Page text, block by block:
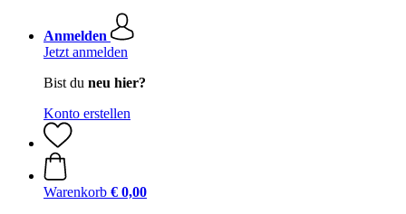
Anmelden
Jetzt anmelden
Bist du neu hier?
Konto erstellen
Warenkorb € 0,00